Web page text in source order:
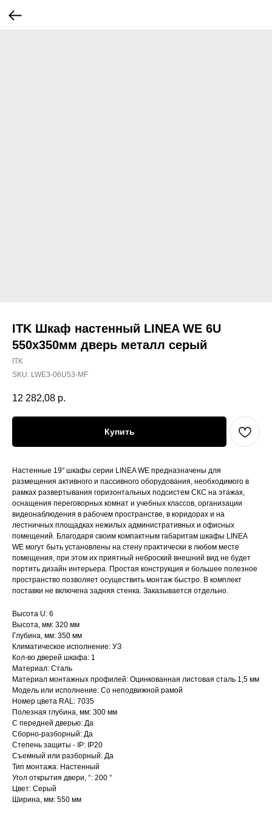
ITK Шкаф настенный LINEA WE 6U
550х350мм дверь металл серый
ITK
SKU: LWE3-06U53-MF
12 282,08 р.
Купить
Настенные 19" шкафы серии LINEA WE предназначены для
размещения активного и пассивного оборудования, необходимого в
рамках развертывания горизонтальных подсистем СКС на этажах,
оснащения переговорных комнат и учебных классов, организации
видеонаблюдения в рабочем пространстве, в коридорах и на
лестничных площадках нежилых административных и офисных
помещений. Благодаря своим компактным габаритам шкафы LINEA
WE могут быть установлены на стену практически в любом месте
помещения, при этом их приятный неброский внешний вид не будет
портить дизайн интерьера. Простая конструкция и большее полезное
пространство позволяет осуществить монтаж быстро. В комплект
поставки не включена задняя стенка. Заказывается отдельно.
Высота U: 6
Высота, мм: 320 мм
Глубина, мм: 350 мм
Климатическое исполнение: УЗ
Кол-во дверей шкафа: 1
Материал: Сталь
Материал монтажных профилей: Оцинкованная листовая сталь 1,5 мм
Модель или исполнение: Со неподвижной рамой
Номер цвета RAL: 7035
Полезная глубина, мм: 300 мм
С передней дверью: Да
Сборно-разборный: Да
Степень защиты - IP: IP20
Съемный или разборный: Да
Тип монтажа: Настенный
Угол открытия двери, °: 200 °
Цвет: Серый
Ширина, мм: 550 мм